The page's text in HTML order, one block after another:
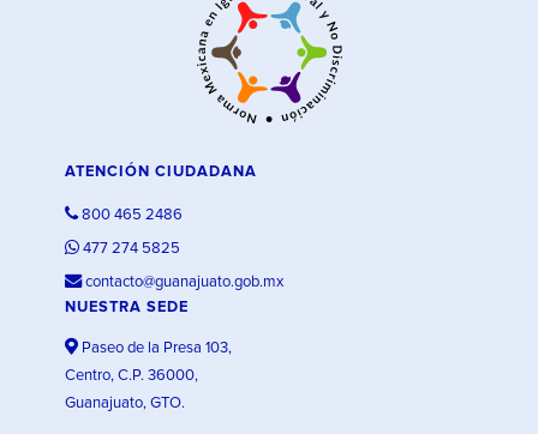
ATENCIÓN CIUDADANA
800 465 2486
477 274 5825
contacto@guanajuato.gob.mx
NUESTRA SEDE
Paseo de la Presa 103,
Centro, C.P. 36000,
Guanajuato, GTO.